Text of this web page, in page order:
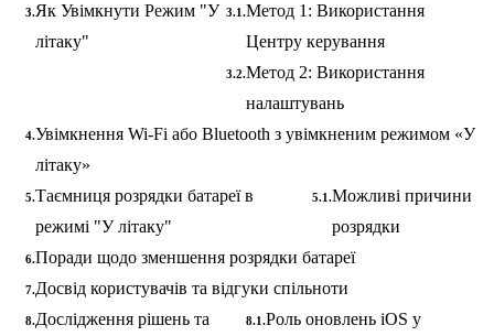
Як Увімкнути Режим "У
літаку"
Метод 1: Використання
Центру керування
Метод 2: Використання
налаштувань
Увімкнення Wi-Fi або Bluetooth з увімкненим режимом «У
літаку»
Таємниця розрядки батареї в
режимі "У літаку"
Можливі причини
розрядки
Поради щодо зменшення розрядки батареї
Досвід користувачів та відгуки спільноти
Дослідження рішень та
Роль оновлень iOS у